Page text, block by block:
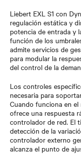
Liebert EXL S1 con
regulación estática y
potencia de entrada y
función de los
admite servicios de
para modular la
del control de la
Los controles
necesaria para
Cuando funciona en
ofrece una respuesta
controlador de red. El
detección de la
controlador externo
alcanza el punto de